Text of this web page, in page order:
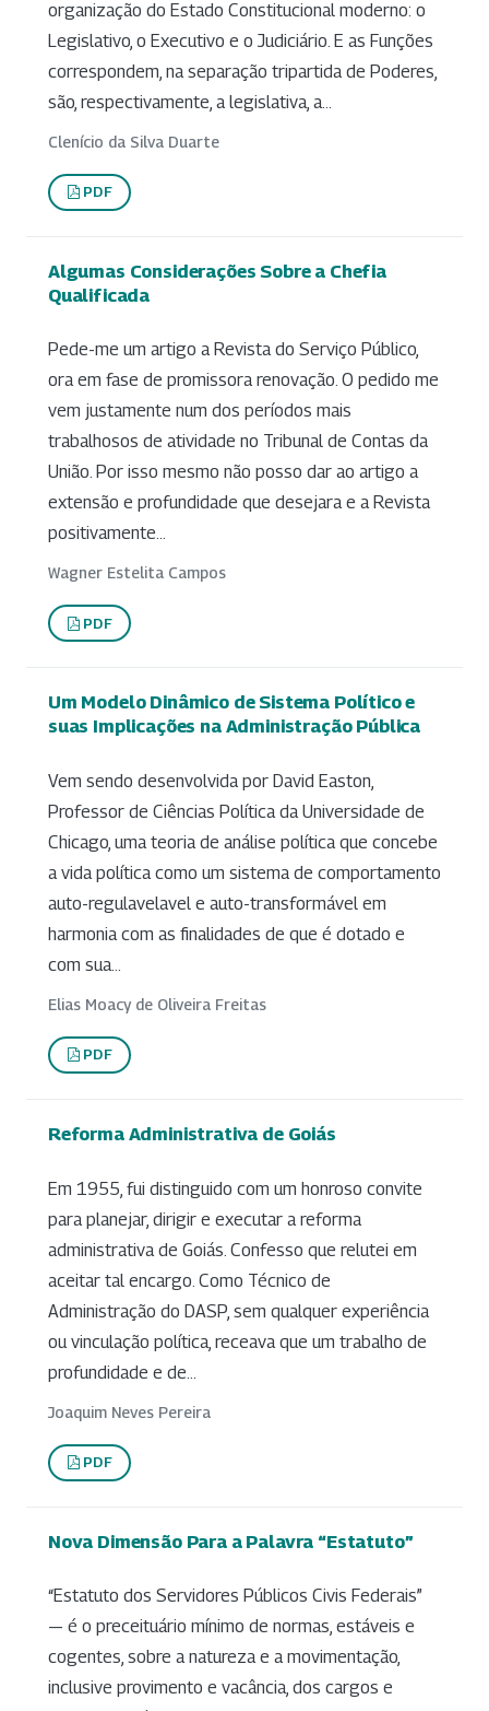
organização do Estado Constitucional moderno: o
Legislativo, o Executivo e o Judiciário. E as Funções
correspondem, na separação tripartida de Poderes,
são, respectivamente, a legislativa, a...
Clenício da Silva Duarte
PDF
Algumas Considerações Sobre a Chefia
Qualificada
Pede-me um artigo a Revista do Serviço Público,
ora em fase de promissora renovação. O pedido me
vem justamente num dos períodos mais
trabalhosos de atividade no Tribunal de Contas da
União. Por isso mesmo não posso dar ao artigo a
extensão e profundidade que desejara e a Revista
positivamente...
Wagner Estelita Campos
PDF
Um Modelo Dinâmico de Sistema Político e
suas Implicações na Administração Pública
Vem sendo desenvolvida por David Easton,
Professor de Ciências Política da Universidade de
Chicago, uma teoria de análise política que concebe
a vida política como um sistema de comportamento
auto-regulavelavel e auto-transformável em
harmonia com as finalidades de que é dotado e
com sua...
Elias Moacy de Oliveira Freitas
PDF
Reforma Administrativa de Goiás
Em 1955, fui distinguido com um honroso convite
para planejar, dirigir e executar a reforma
administrativa de Goiás. Confesso que relutei em
aceitar tal encargo. Como Técnico de
Administração do DASP, sem qualquer experiência
ou vinculação política, receava que um trabalho de
profundidade e de...
Joaquim Neves Pereira
PDF
Nova Dimensão Para a Palavra “Estatuto”
“Estatuto dos Servidores Públicos Civis Federais”
— é o preceituário mínimo de normas, estáveis e
cogentes, sobre a natureza e a movimentação,
inclusive provimento e vacância, dos cargos e